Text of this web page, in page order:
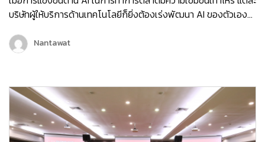
บริษัทผู้ให้บริการด้านเทคโนโลยีก็ยิ่งต้องเร่งพัฒนา AI ของตัวเอง
เป็นอีกหนึ่งก้าวสำคัญของบริษัท คลิกเน็กซ์ เทคโนโลยี จำกัด เพราะ
Chatcone ของเรา คว้ารางวัล AI Empower ระดับ Platinum ใน
Nantawat